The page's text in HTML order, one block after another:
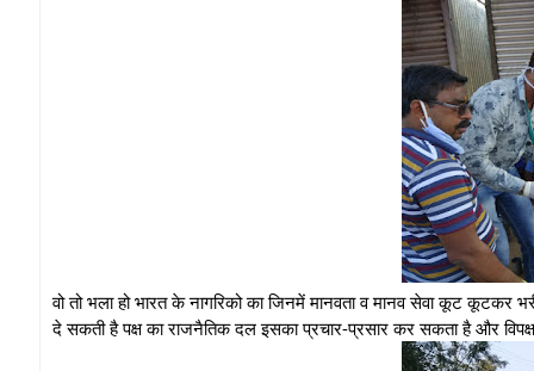
वो तो भला हो भारत के नागरिको का जिनमें मानवता व मानव सेवा कूट
दे सकती है पक्ष का राजनैतिक दल इसका प्रचार-प्रसार कर सकता है और